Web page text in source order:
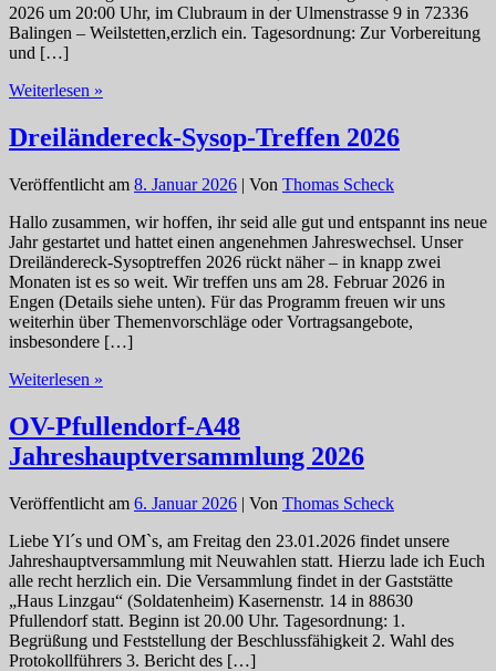
2026 um 20:00 Uhr, im Clubraum in der Ulmenstrasse 9 in 72336
Balingen – Weilstetten,erzlich ein. Tagesordnung: Zur Vorbereitung
und […]
Weiterlesen »
zur
Jahreshauptversammlung
Dreiländereck-Sysop-Treffen 2026
Veröffentlicht am 8. Januar 2026 | Von Thomas Scheck
Hallo zusammen, wir hoffen, ihr seid alle gut und entspannt ins neue
Jahr gestartet und hattet einen angenehmen Jahreswechsel. Unser
Dreiländereck-Sysoptreffen 2026 rückt näher – in knapp zwei
Monaten ist es so weit. Wir treffen uns am 28. Februar 2026 in
Engen (Details siehe unten). Für das Programm freuen wir uns
weiterhin über Themenvorschläge oder Vortragsangebote,
insbesondere […]
Weiterlesen »
Treffen
2026
OV-Pfullendorf-A48
Jahreshauptversammlung 2026
Veröffentlicht am 6. Januar 2026 | Von Thomas Scheck
Liebe Yl´s und OM`s, am Freitag den 23.01.2026 findet unsere
Jahreshauptversammlung mit Neuwahlen statt. Hierzu lade ich Euch
alle recht herzlich ein. Die Versammlung findet in der Gaststätte
„Haus Linzgau“ (Soldatenheim) Kasernenstr. 14 in 88630
Pfullendorf statt. Beginn ist 20.00 Uhr. Tagesordnung: 1.
Begrüßung und Feststellung der Beschlussfähigkeit 2. Wahl des
Protokollführers 3. Bericht des […]